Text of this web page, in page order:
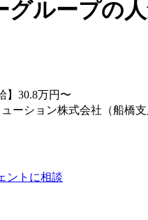
グループの
】30.8万円〜
ーション株式会社（船橋支
ントに相談